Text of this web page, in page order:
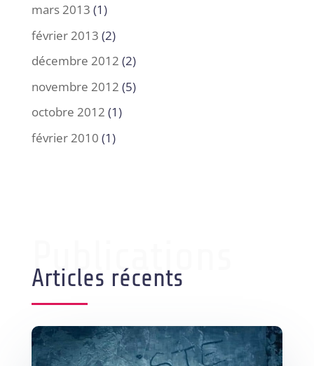
mars 2013 (1)
février 2013 (2)
décembre 2012 (2)
novembre 2012 (5)
octobre 2012 (1)
février 2010 (1)
Publications
Articles récents